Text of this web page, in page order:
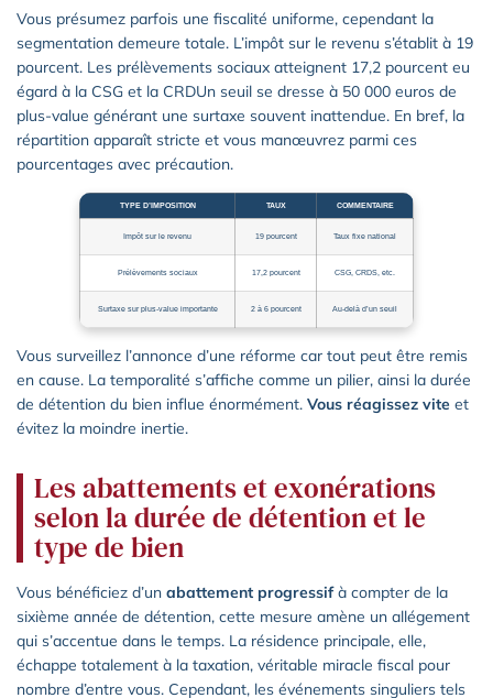
Vous présumez parfois une fiscalité uniforme, cependant la
segmentation demeure totale. L’impôt sur le revenu s’établit à 19
pourcent. Les prélèvements sociaux atteignent 17,2 pourcent eu
égard à la CSG et la CRDUn seuil se dresse à 50 000 euros de
plus-value générant une surtaxe souvent inattendue. En bref, la
répartition apparaît stricte et vous manœuvrez parmi ces
pourcentages avec précaution.
TYPE D’IMPOSITION TAUX COMMENTAIRE
Impôt sur le revenu 19 pourcent Taux fixe national
Prélèvements sociaux 17,2 pourcent CSG, CRDS, etc.
Surtaxe sur plus-value importante 2 à 6 pourcent Au-delà d’un seuil
Vous surveillez l’annonce d’une réforme car tout peut être remis
en cause. La temporalité s’affiche comme un pilier, ainsi la durée
de détention du bien influe énormément. Vous réagissez vite et
évitez la moindre inertie.
Les abattements et exonérations
selon la durée de détention et le
type de bien
Vous bénéficiez d’un abattement progressifà compter de la
sixième année de détention, cette mesure amène un allégement
qui s’accentue dans le temps. La résidence principale, elle,
échappe totalement à la taxation, véritable miracle fiscal pour
nombre d’entre vous. Cependant, les événements singuliers tels